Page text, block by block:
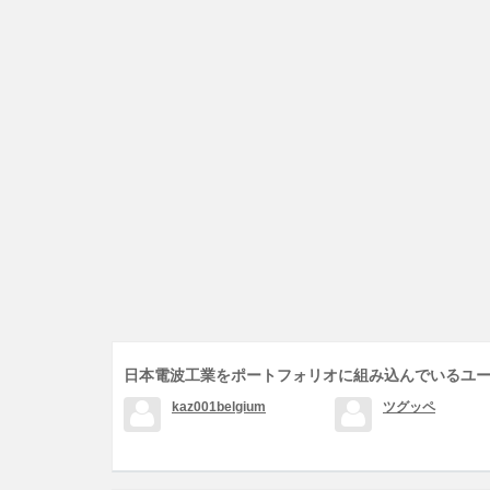
日本電波工業をポートフォリオに組み込んでいるユ
kaz001belgium ツグッペ